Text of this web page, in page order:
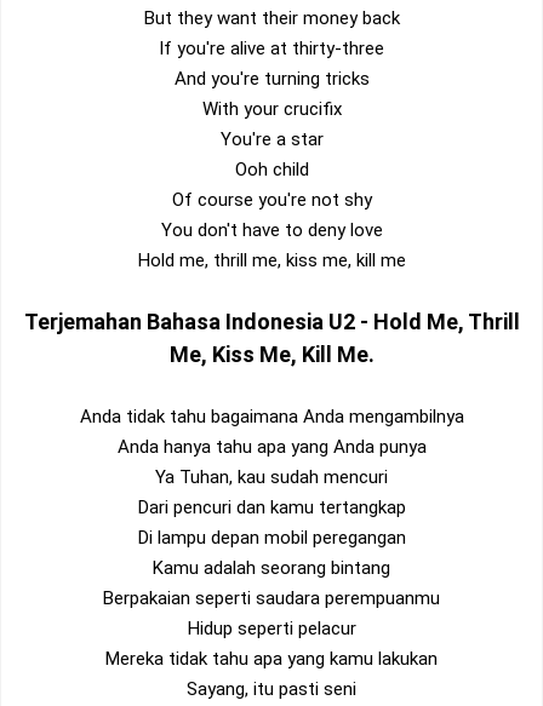
But they want their money back
If you're alive at thirty-three
And you're turning tricks
With your crucifix
You're a star
Ooh child
Of course you're not shy
You don't have to deny love
Hold me, thrill me, kiss me, kill me
Terjemahan Bahasa Indonesia U2 - Hold Me, Thrill
Me, Kiss Me, Kill Me.
Anda tidak tahu bagaimana Anda mengambilnya
Anda hanya tahu apa yang Anda punya
Ya Tuhan, kau sudah mencuri
Dari pencuri dan kamu tertangkap
Di lampu depan mobil peregangan
Kamu adalah seorang bintang
Berpakaian seperti saudara perempuanmu
Hidup seperti pelacur
Mereka tidak tahu apa yang kamu lakukan
Sayang, itu pasti seni